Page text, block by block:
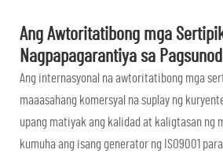
Ang Awtoritatibong mga
Nagpapagarantiya sa
Ang internasyonal na awtoritatibong mga
maaasahang komersyal na suplay ng
upang matiyak ang kalidad at kaligtasan ng
kumuha ang isang generator ng ISO9001